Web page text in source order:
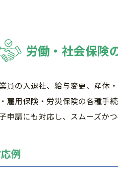
労働・社会保険
員の入退社、給与変更、産休
雇用保険・労災保険の各種手
申請にも対応し、スムーズか
例